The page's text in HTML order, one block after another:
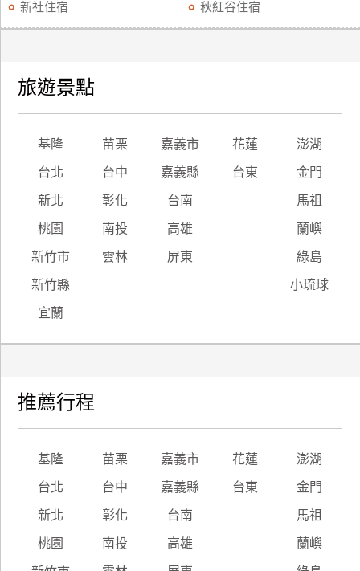
新社住宿 秋紅谷住宿
旅遊景點
基隆 苗栗 嘉義市 花蓮 澎湖
台北 台中 嘉義縣 台東 金門
新北 彰化 台南 馬祖
桃園 南投 高雄 蘭嶼
新竹市 雲林 屏東 綠島
新竹縣 小琉球
宜蘭
推薦行程
基隆 苗栗 嘉義市 花蓮 澎湖
台北 台中 嘉義縣 台東 金門
新北 彰化 台南 馬祖
桃園 南投 高雄 蘭嶼